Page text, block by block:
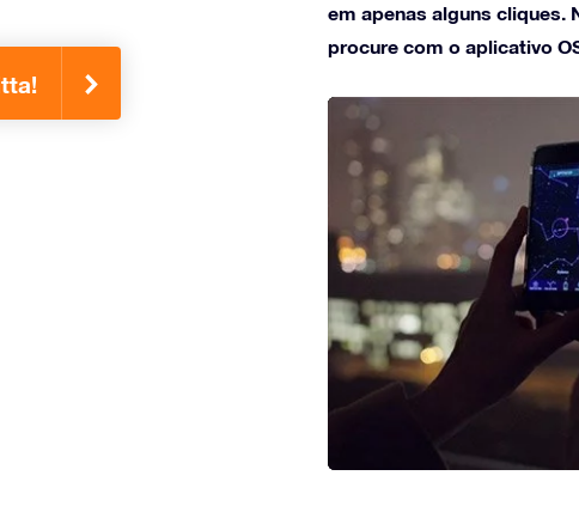
em apenas alguns cliques.
procure com o aplicativo